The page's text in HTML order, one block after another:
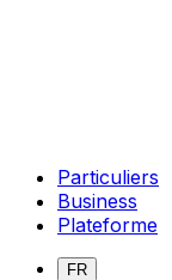
Particuliers
Business
Plateforme
FR